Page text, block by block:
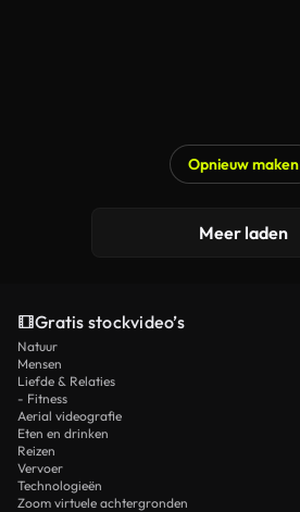
Opnieuw maken
Meer laden
Gratis stockvideo’s
Natuur
Mensen
Liefde & Relaties
- Fitness
Aerial videografie
Eten en drinken
Reizen
Vervoer
Technologieën
Zoom virtuele achtergronden